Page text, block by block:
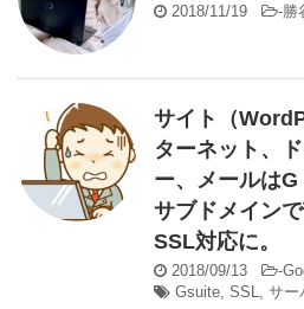
2018/11/19 -勝
サイト（
ターネット、
ー、メールは
サブドメイン
SSL対応に。
2018/09/13 -
Gsuite SSL サー